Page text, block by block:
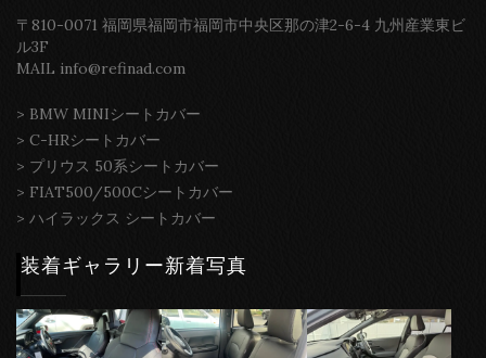
〒810-0071 福岡県福岡市福岡市中央区那の津2-6-4 九州産業東ビ
ル3F
MAIL info@refinad.com
> BMW MINIシートカバー
> C-HRシートカバー
> プリウス 50系シートカバー
> FIAT500/500Cシートカバー
> ハイラックス シートカバー
装着ギャラリー新着写真